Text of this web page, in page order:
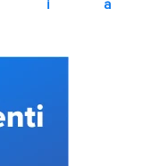
i a